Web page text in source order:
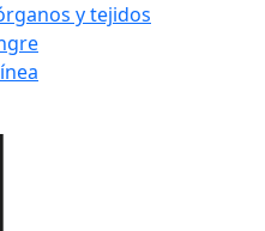
y tejidos